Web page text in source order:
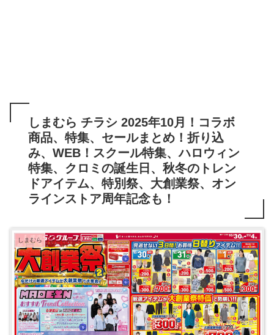
しまむら チラシ 2025年10月！コラボ
商品、特集、セールまとめ！折り込
み、WEB！スクール特集、ハロウィン
特集、クロミの誕生日、秋冬のトレン
ドアイテム、特別祭、大創業祭、オン
ラインストア周年記念も！
しまむら